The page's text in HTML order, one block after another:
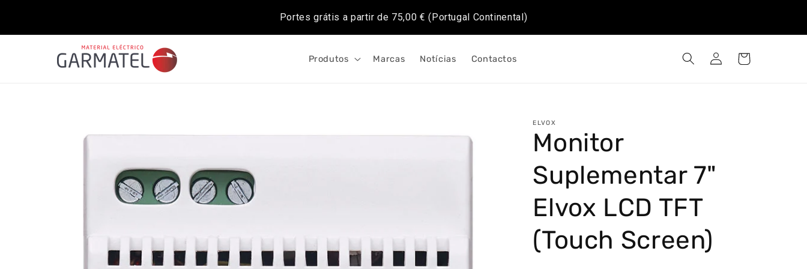
Portes grátis a partir de 75,00 € (Portugal Continental)
Produtos Marcas Notícias Contactos
Iniciar
sessão
Carrinho
informação
ELVOX
Monitor
Suplementar 7"
Elvox LCD TFT
(Touch Screen)